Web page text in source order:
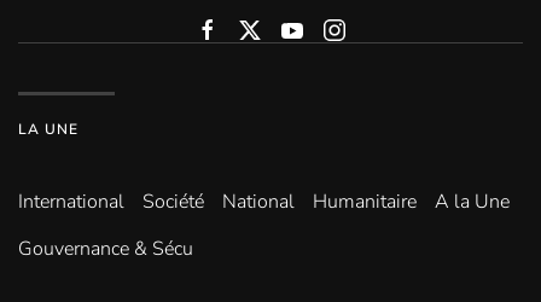
LA UNE
International Société National Humanitaire
A la Une
Gouvernance & Sécu